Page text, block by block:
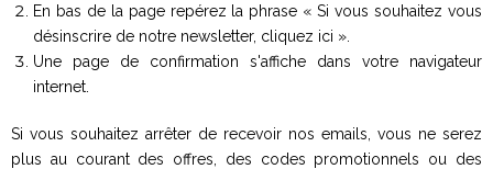
En bas de la page repérez la phrase « Si vous souhaitez vous
désinscrire de notre newsletter, cliquez ici ».
Une page de confirmation s'affiche dans votre navigateur
internet.
Si vous souhaitez arrêter de recevoir nos emails, vous ne serez
plus au courant des offres, des codes promotionnels ou des